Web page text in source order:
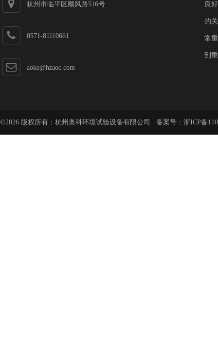
杭州市临平区顺风路516号
0571-81110661
aoke@hzaoc.com
良
的
常
到
©2026 版权所有：杭州奥科环境试验设备有限公司 备案号： 浙ICP备